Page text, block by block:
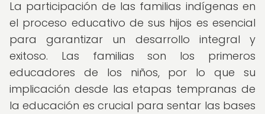
La participación de las familias indígenas en
el proceso educativo de sus hijos es esencial
para garantizar un desarrollo integral y
exitoso. Las familias son los primeros
educadores de los niños, por lo que su
implicación desde las etapas tempranas de
la educación es crucial para sentar las bases